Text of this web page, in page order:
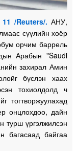
/Reuters/. АНУ,
сүүлийн хоёр
орчим баррель
Арабын "Saudi
захирал Амин
бүслэн хаах
тохиолдолд ч
тогтворжуулахад
онцлохдоо, дайн
турш үргэлжилсэн
багасаад байгаа